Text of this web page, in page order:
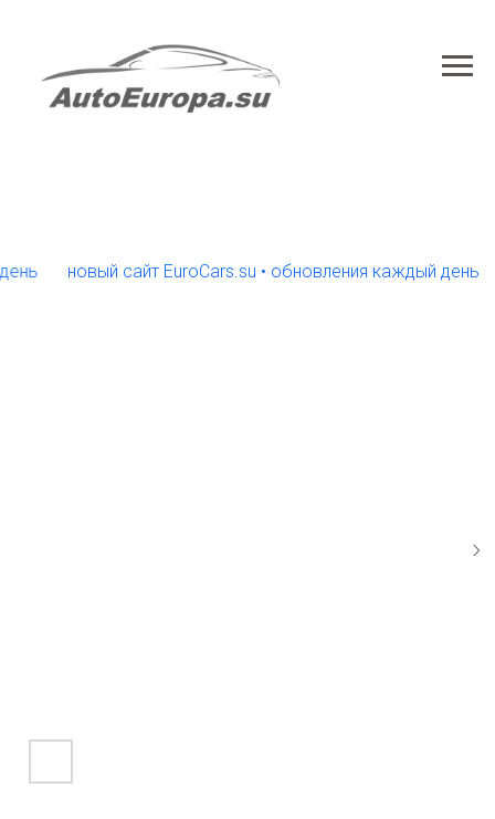
новый сайт EuroCars.su • обновления каждый день